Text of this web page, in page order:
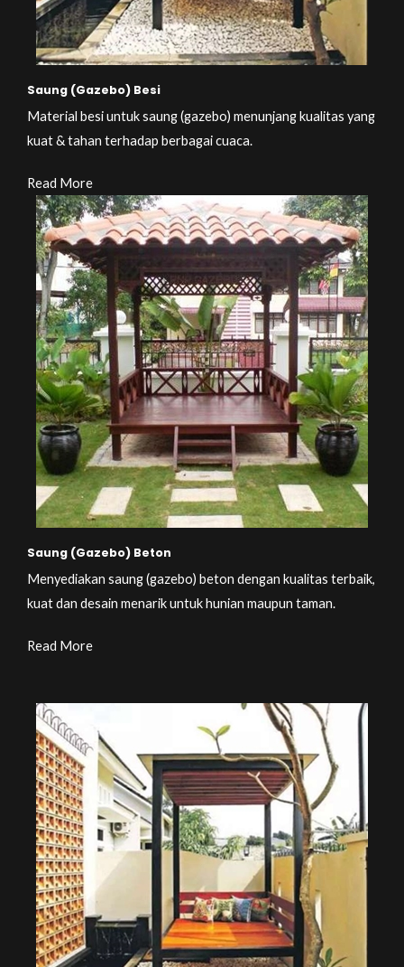
Saung (Gazebo) Besi
Material besi untuk saung (gazebo) menunjang kualitas yang
kuat & tahan terhadap berbagai cuaca.
Read More
Saung (Gazebo) Beton
Menyediakan saung (gazebo) beton dengan kualitas terbaik,
kuat dan desain menarik untuk hunian maupun taman.
Read More